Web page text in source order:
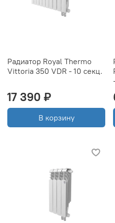
Радиатор Royal Thermo
Vittoria 350 VDR - 10 секц.
17 390 ₽
В корзину